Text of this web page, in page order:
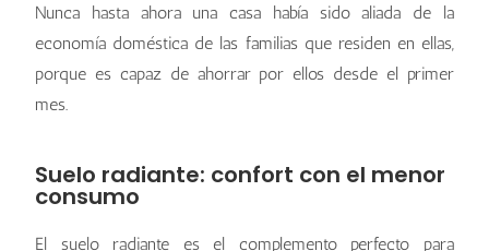
Nunca hasta ahora una casa había sido aliada de la
economía doméstica de las familias que residen en ellas,
porque es capaz de ahorrar por ellos desde el primer
mes.
Suelo radiante: confort con el menor
consumo
El suelo radiante es el complemento perfecto para